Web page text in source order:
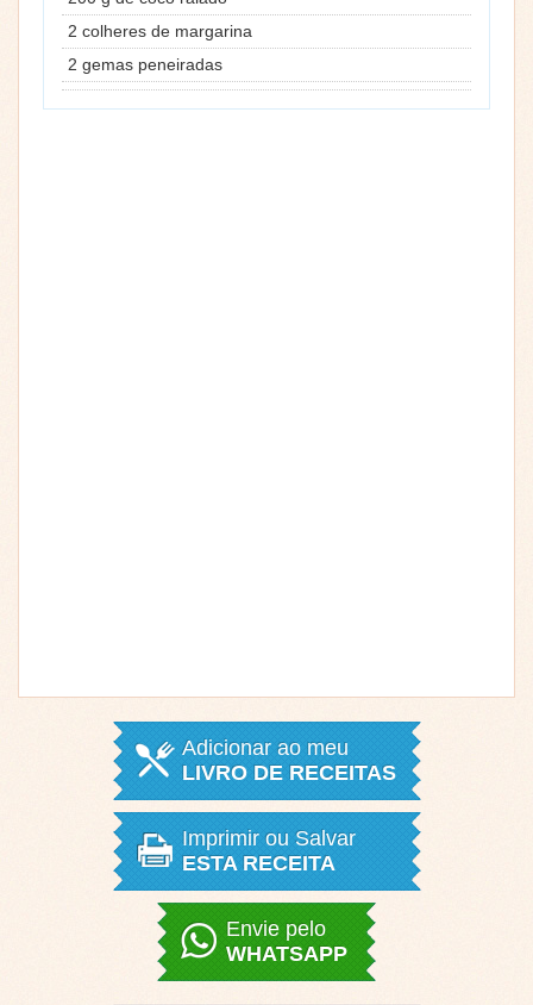
2 colheres de margarina
2 gemas peneiradas
Adicionar ao meu
LIVRO DE RECEITAS
Imprimir ou Salvar
ESTA RECEITA
Envie pelo
WHATSAPP